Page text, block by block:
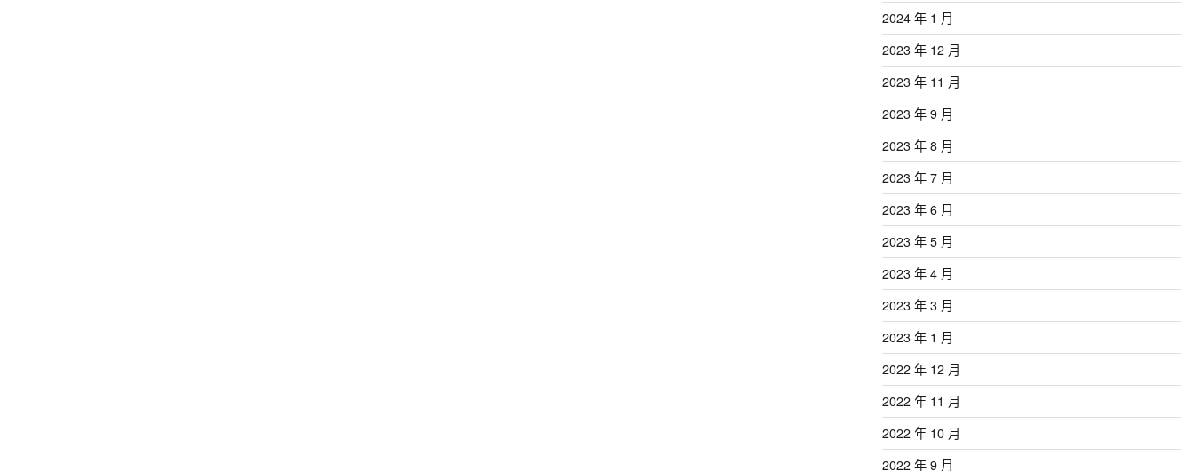
2024 年 1 月
2023 年 12 月
2023 年 11 月
2023 年 9 月
2023 年 8 月
2023 年 7 月
2023 年 6 月
2023 年 5 月
2023 年 4 月
2023 年 3 月
2023 年 1 月
2022 年 12 月
2022 年 11 月
2022 年 10 月
2022 年 9 月